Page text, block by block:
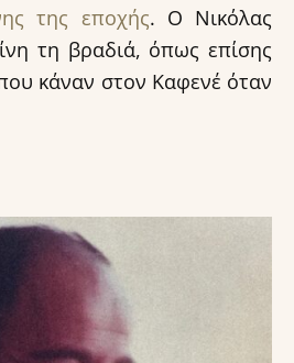
της εποχής. Ο Νικόλας
τη βραδιά, όπως επίσης
που κάναν στον Καφενέ όταν